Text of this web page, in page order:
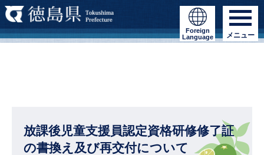
Foreign
Language
メニュー
放課後児童支援員認定資格研修修了証
の書換え及び再交付について